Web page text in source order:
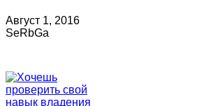
Август 1, 2016
SeRbGa